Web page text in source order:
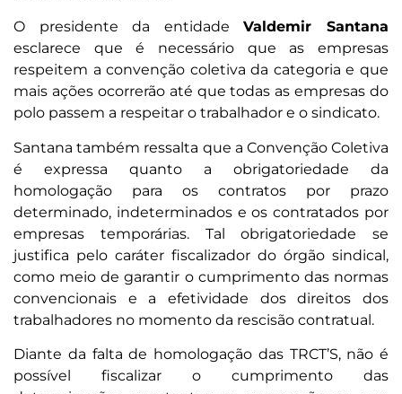
O presidente da entidadeValdemir Santana
esclarece que é necessário que as empresas
respeitem a convenção coletiva da categoria e que
mais ações ocorrerão até que todas as empresas do
polo passem a respeitar o trabalhador e o sindicato.
Santana também ressalta que a Convenção Coletiva
é expressa quanto a obrigatoriedade da
homologação para os contratos por prazo
determinado, indeterminados e os contratados por
empresas temporárias. Tal obrigatoriedade se
justifica pelo caráter fiscalizador do órgão sindical,
como meio de garantir o cumprimento das normas
convencionais e a efetividade dos direitos dos
trabalhadores no momento da rescisão contratual.
Diante da falta de homologação das TRCT’S, não é
possível fiscalizar o cumprimento das